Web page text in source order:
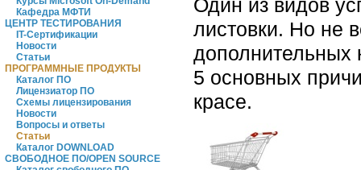
Кафедра МФТИ
ЦЕНТР ТЕСТИРОВАНИЯ
IT-Сертификации
Новости
Статьи
ПРОГРАММНЫЕ ПРОДУКТЫ
Каталог ПО
Лицензиатор ПО
Схемы лицензирования
Новости
Вопросы и ответы
Статьи
Каталог DOWNLOAD
СВОБОДНОЕ ПО/OPEN SOURCE
Один из видов
листовки. Но не
дополнительных
5 основных
красе.